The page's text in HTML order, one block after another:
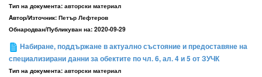
Тип на документа: авторски материал
Aвтор/Източник: Петър Лефтеров
Обнародван/Публикуван на: 2020-09-29
Набиране, поддържане в актуално състояние и предоставяне на
специализирани данни за обектите по чл. 6, ал. 4 и 5 от ЗУЧК
Тип на документа: авторски материал